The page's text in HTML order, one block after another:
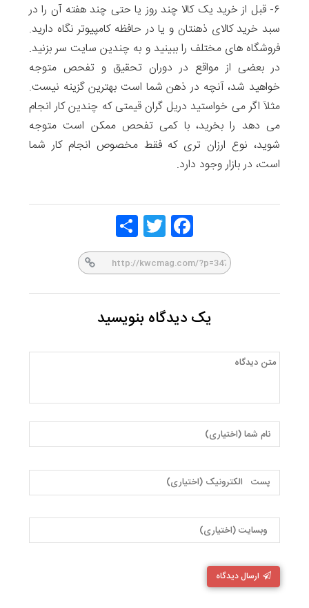
۶- قبل از خرید یک کالا چند روز یا حتی چند هفته آن را در
سبد خرید کالای ذهنتان و یا در حافظه کامپیوتر نگاه دارید.
فروشگاه های مختلف را ببینید و به چندین سایت سر بزنید.
در بعضی از مواقع در دوران تحقیق و تفحص متوجه
خواهید شد، آنچه در ذهن شما است بهترین گزینه نیست.
مثلاَ اگر می خواستید دریل گران قیمتی که چندین کار انجام
می دهد را بخرید، با کمی تفحص ممکن است متوجه
شوید، نوع ارزان تری که فقط مخصوص انجام کار شما
است، در بازار وجود دارد.
Face
book
Twitt
er
یک دیدگاه بنویسید
ارسال دیدگاه